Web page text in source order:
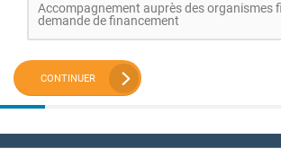
Accompagnement auprès des organismes
demande de financement
CONTINUER